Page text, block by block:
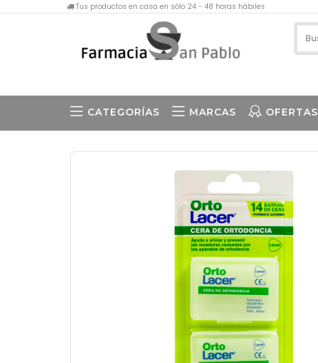
Tus productos en casa en sólo 24 - 48 horas hábiles
CATEGORÍAS MARCAS OFERTAS